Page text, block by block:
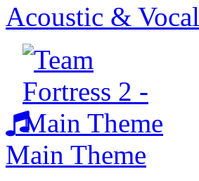
Acoustic & Vocal
Main Theme